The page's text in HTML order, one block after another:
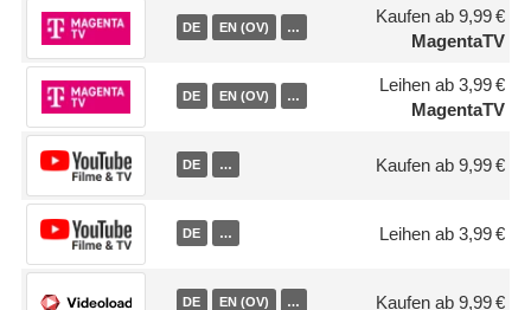
DE EN (OV) …
Kaufen ab 9,99 €
MagentaTV
DE EN (OV) …
Leihen ab 3,99 €
MagentaTV
DE … Kaufen ab 9,99 €
DE … Leihen ab 3,99 €
DE EN (OV) … Kaufen ab 9,99 €